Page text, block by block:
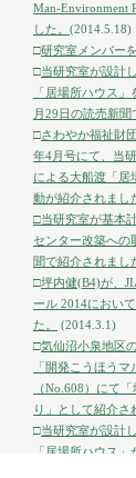
Man-Environment
した。 (2014.5.18)
□研究室メンバー
□当研究室が設計
「居場所ハウス
月29日の読売新聞
□さわやか福祉財
年4月号にて、当
による大船渡「居
動が紹介されまし
□当研究室が基本
センター改築への
聞で紹介されまし
□坪内健(B4)が、
ール 2014におい
た。
(2014.3.1)
□気仙沼小泉地区
「開発こうほう
（No.608）にて
り」として紹介さ
□当研究室が設計
「居場所ハウス